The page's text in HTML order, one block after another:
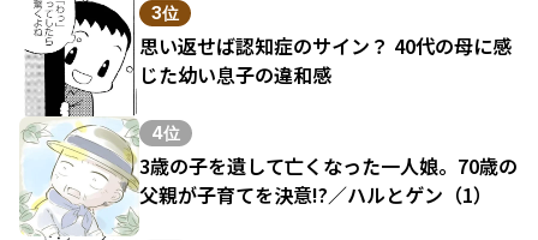
3位
思い返せば認知症のサイン？ 40代の母に感
じた幼い息子の違和感
4位
3歳の子を遺して亡くなった一人娘。70歳の
父親が子育てを決意!?／ハルとゲン（1）